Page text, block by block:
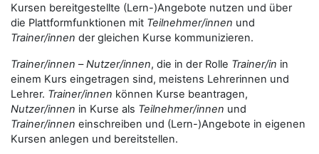
Kursen bereitgestellte (Lern-)Angebote nutzen und über
die Plattformfunktionen mit Teilnehmer/innen und
Trainer/innen der gleichen Kurse kommunizieren.
Trainer/innen –Nutzer/innen, die in der Rolle Trainer/in in
einem Kurs eingetragen sind, meistens Lehrerinnen und
Lehrer. Trainer/innen können Kurse beantragen,
Nutzer/innen in Kurse als Teilnehmer/innen und
Trainer/innen einschreiben und (Lern-)Angebote in eigenen
Kursen anlegen und bereitstellen.